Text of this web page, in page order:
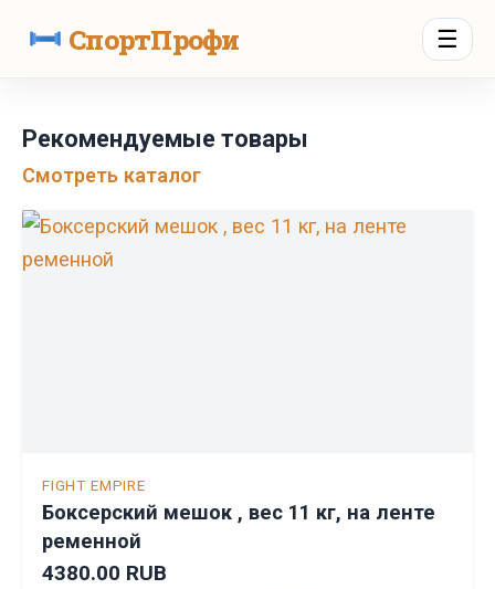
СпортПрофи ☰
Рекомендуемые товары
Смотреть каталог
FIGHT EMPIRE
Боксерский мешок , вес 11 кг, на ленте
ременной
4380.00 RUB